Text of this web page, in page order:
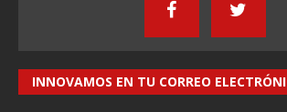
INNOVAMOS EN TU CORREO